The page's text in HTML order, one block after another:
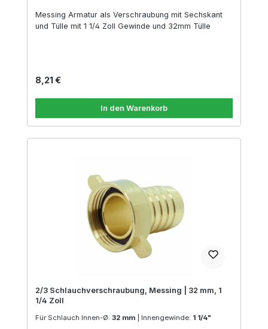
Messing Armatur als Verschraubung mit Sechskant
und Tülle mit 1 1/4 Zoll Gewinde und 32mm Tülle
Regulärer Preis:
8,21 €
In den Warenkorb
2/3 Schlauchverschraubung, Messing | 32 mm, 1
1/4 Zoll
Für Schlauch Innen-Ø: 32 mm Innengewinde: 1 1/4"